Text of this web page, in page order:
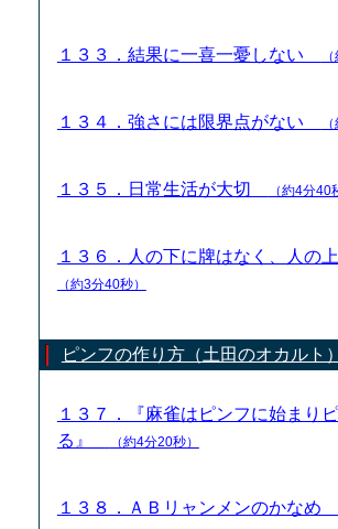
１３３．結果に一喜一憂しない
１３４．強さには限界点がない
１３５．日常生活が大切 （約4分40
１３６．人の下に牌はなく、人の
（約3分40秒）
ピンフの作り方（土田のオカルト）
１３７．『麻雀はピンフに始まり
る』
（約4分20秒）
１３８．ＡＢリャンメンのかなめ